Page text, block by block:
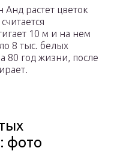
растет цветок
10 м и на нем
8 тыс. белых
80 год жизни, после
фото